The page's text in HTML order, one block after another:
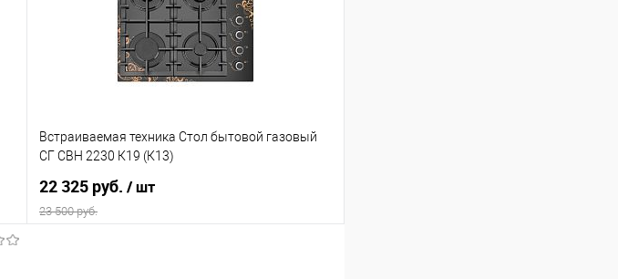
В избранное
В наличии
Встраиваемая техника Стол бытовой газовый
СГ СВН 2230 К19 (К13)
22 325 руб. / шт
23 500 руб.